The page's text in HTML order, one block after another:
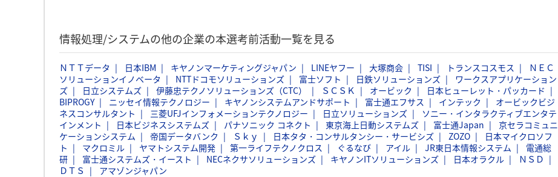
情報処理/システムの他の企業の本選考前活動一覧を見る
ＮＴＴデータ 日本IBM キヤノンマーケティングジャパン LINEヤフー 大塚商会 TISI トランスコスモス
ＮＥＣ
ソリューションイノベータ
NTTドコモソリューションズ 富士ソフト 日鉄ソリューションズ
ワークスアプリケーション
ズ
日立システムズ 伊藤忠テクノソリューションズ（CTC） ＳＣＳＫ オービック
日本ヒューレット・パッカード
BIPROGY
ニッセイ情報テクノロジー キヤノンシステムアンドサポート 富士通エフサス インテック
オービックビジ
ネスコンサルタント
三菱UFJインフォメーションテクノロジー 日立ソリューションズ
ソニー・インタラクティブエンタテ
インメント
日本ビジネスシステムズ パナソニック コネクト 東京海上日動システムズ 富士通Japan
京セラコミュニ
ケーションシステム
帝国データバンク Ｓｋｙ 日本タタ・コンサルタンシー・サービシズ ZOZO
日本マイクロソフ
ト
マクロミル ヤマトシステム開発 第一ライフテクノクロス ぐるなび アイル JR東日本情報システム
電通総
研
富士通システムズ・イースト NECネクサソリューションズ キヤノンITソリューションズ 日本オラクル
ＮＳＤ
ＤＴＳ
アマゾンジャパン